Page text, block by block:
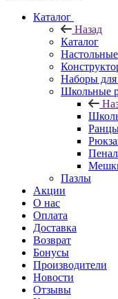
Каталог
Назад
Каталог
Наборы для
Школьные
Пазлы
Акции
О нас
Оплата
Доставка
Возврат
Бонусы
Производители
Новости
Отзывы